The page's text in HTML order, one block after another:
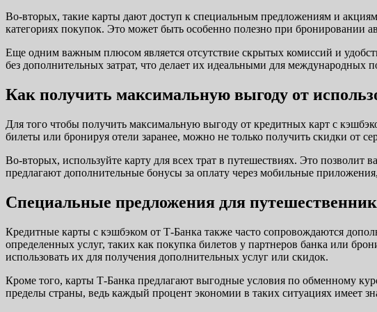
Во-вторых, такие карты дают доступ к специальным предложениям и
категориях покупок. Это может быть особенно полезно при бронировании
Еще одним важным плюсом является отсутствие скрытых комиссий и
без дополнительных затрат, что делает их идеальными для международных
Как получить максимальную выгоду от
Для того чтобы получить максимальную выгоду от кредитных карт с
билеты или бронируя отели заранее, можно не только получить скидки от
Во-вторых, используйте карту для всех трат в путешествиях. Это
предлагают дополнительные бонусы за оплату через мобильные
Специальные предложения для
Кредитные карты с кэшбэком от Т-Банка также часто сопровождаются
определенных услуг, таких как покупка билетов у партнеров банка или
использовать их для получения дополнительных услуг или скидок.
Кроме того, карты Т-Банка предлагают выгодные условия по обменному
пределы страны, ведь каждый процент экономии в таких ситуациях имеет